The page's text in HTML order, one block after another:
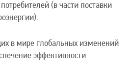
(в части поставки
в мире глобальных изменений
эффективности